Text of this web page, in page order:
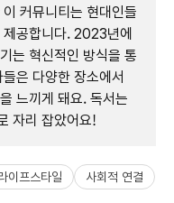
커뮤니티는 현대인들
공합니다. 2023년에
는 혁신적인 방식을 통
은 다양한 장소에서
느끼게 돼요. 독서는
자리 잡았어요!
이프스타일 사회적 연결